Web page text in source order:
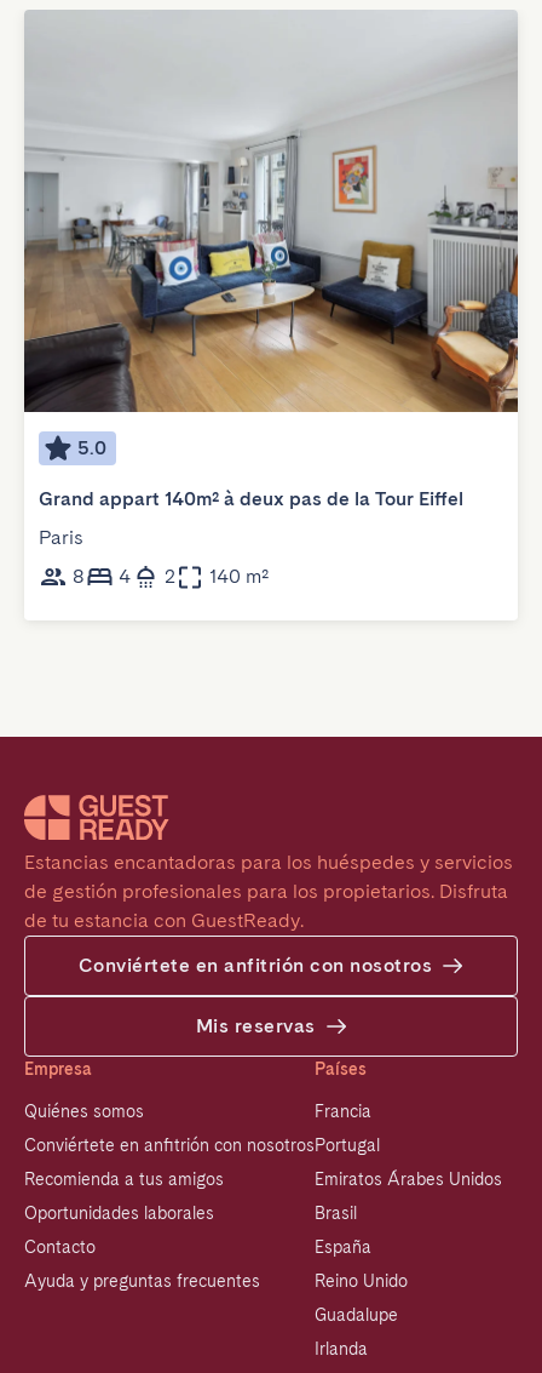
5.0
Grand appart 140m² à deux pas de la Tour Eiffel
Paris
8
4 2 140 m²
Estancias encantadoras para los huéspedes y servicios
de gestión profesionales para los propietarios. Disfruta
de tu estancia con GuestReady.
Conviértete en anfitrión con nosotros
Mis reservas
Empresa
Quiénes somos
Conviértete en anfitrión con nosotros
Recomienda a tus amigos
Oportunidades laborales
Contacto
Ayuda y preguntas frecuentes
Países
Francia
Portugal
Emiratos Árabes Unidos
Brasil
España
Reino Unido
Guadalupe
Irlanda